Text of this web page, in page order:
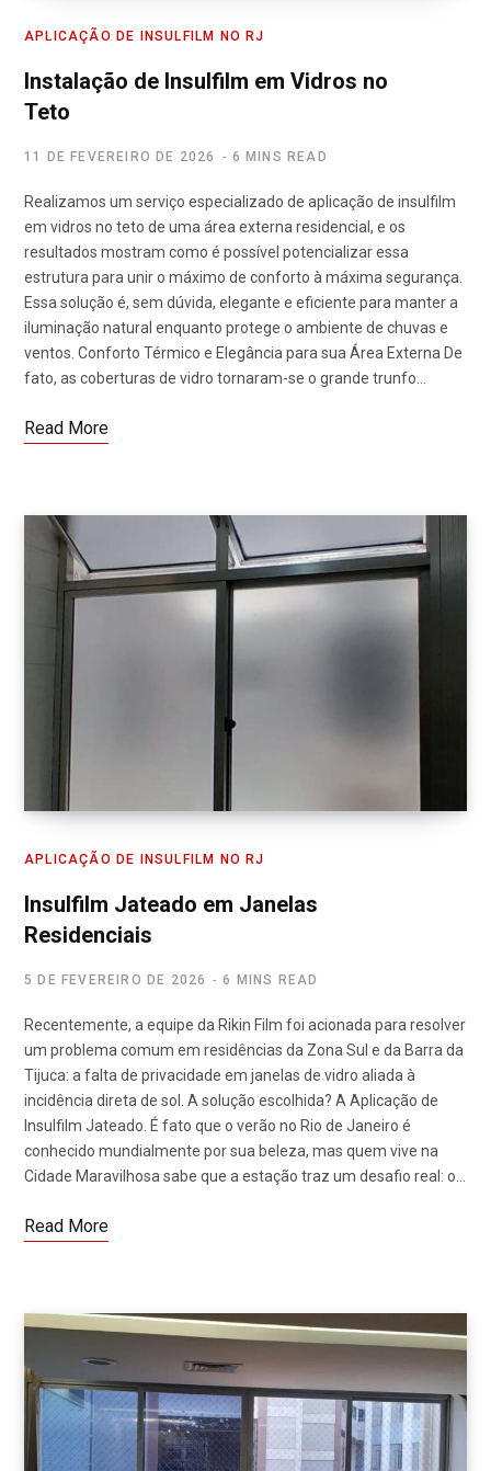
APLICAÇÃO DE INSULFILM NO RJ
Instalação de Insulfilm em Vidros no
Teto
11 DE FEVEREIRO DE 2026 6 MINS READ
Realizamos um serviço especializado de aplicação de insulfilm
em vidros no teto de uma área externa residencial, e os
resultados mostram como é possível potencializar essa
estrutura para unir o máximo de conforto à máxima segurança.
Essa solução é, sem dúvida, elegante e eficiente para manter a
iluminação natural enquanto protege o ambiente de chuvas e
ventos. Conforto Térmico e Elegância para sua Área Externa De
fato, as coberturas de vidro tornaram-se o grande trunfo…
Read More
APLICAÇÃO DE INSULFILM NO RJ
Insulfilm Jateado em Janelas
Residenciais
5 DE FEVEREIRO DE 2026 6 MINS READ
Recentemente, a equipe da Rikin Film foi acionada para resolver
um problema comum em residências da Zona Sul e da Barra da
Tijuca: a falta de privacidade em janelas de vidro aliada à
incidência direta de sol. A solução escolhida? A Aplicação de
Insulfilm Jateado. É fato que o verão no Rio de Janeiro é
conhecido mundialmente por sua beleza, mas quem vive na
Cidade Maravilhosa sabe que a estação traz um desafio real: o…
Read More